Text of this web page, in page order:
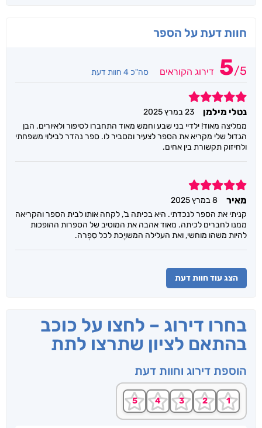
חוות דעת על הספר
5/5 דירוג הקוראים סה"כ 4 חוות דעת
5
נטלי מילמן
23 במרץ 2025
ממליצה מאוד! ילדיי בני שבע וחמש מאוד התחברו לסיפור ולאיורים. הבן
הגדול שלי מקריא את הספר לצעיר ומסביר לו. ספר נהדר לבילוי משפחתי
ולחיזוק תקשורת בין אחים.
5
מאיר
8 במרץ 2025
קניתי את הספר לנכדתי. היא בכיתה ב', לקחה אותו לבית הספר והקריאה
ממנו לחברים לכיתה. מאוד אהבה את המוטיב של הספרות ההופכות
להיות משהו מוחשי, ואת העלילה המשויֶכת לכל סִפְרה.
הצג עוד חוות דעת
בחרו דירוג – לחצו על כוכב
בהתאם לציון שתרצו לתת
הוספת דירוג וחוות דעת